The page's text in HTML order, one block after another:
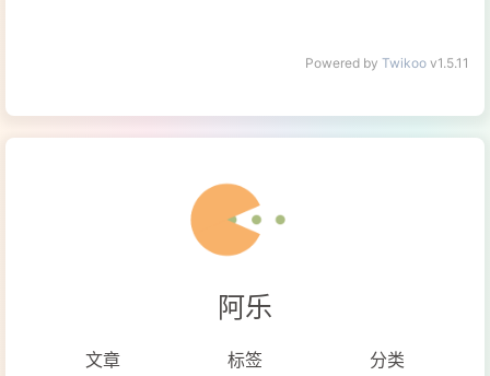
Powered by Twikoo v1.5.11
阿乐
文章 标签 分类